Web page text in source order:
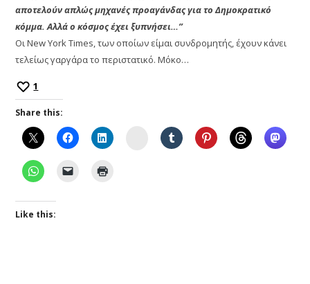
αποτελoύν απλώς μηχανές προαγάνδας για το Δημοκρατικό
κόμμα. Αλλά ο κόσμος έχει ξυπνήσει…”
Οι New York Times, των οποίων είμαι συνδρομητής, έχουν κάνει
τελείως γαργάρα το περιστατικό. Μόκο…
1
Share this:
Instagram
Like this: